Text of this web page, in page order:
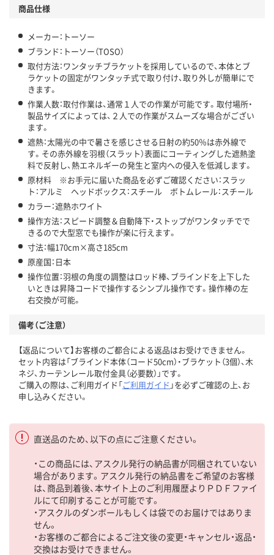
商品仕様
メーカー：トーソー
ブランド：トーソー（TOSO）
取付方法：ワンタッチブラケットを採用しているので、本体とブ
ラケットの固定がワンタッチ式で取り付け、取り外しが簡単にで
きます。
作業人数：取付作業は、通常１人での作業が可能です。取付場所・
製品サイズによっては、２人での作業がスムーズな場合がござい
ます。
遮熱：太陽光の中で暑さを感じさせる日射の約50％は赤外線で
す。その赤外線を羽根（スラット）表面にコーティングした遮熱塗
料で反射し、熱エネルギーの発生と室内への侵入を低減します。
原材料 ※お手元に届いた商品を必ずご確認ください：スラッ
ト：アルミ ヘッドボックス：スチール ボトムレール：スチール
カラー：遮熱ホワイト
操作方法：スピード調整＆自動降下・ストップがワンタッチでで
きるので大型窓でも操作が楽に行えます。
寸法：幅170cm×高さ185cm
原産国：日本
操作位置：羽根の角度の調整はロッド棒、ブラインドを上下した
いときは昇降コードで操作するシンプル操作です。操作棒の左
右交換が可能。
備考（ご注意）
【返品について】お客様のご都合による返品はお受けできません。
セット内容は「ブラインド本体（コード50cm）・ブラケット（3個）、木
ネジ、カーテンレール取付金具（必要数）」です。
ご購入の際は、ご利用ガイド「ご利用ガイド 」を必ずご確認の上、お
申し込みください。
直送品のため、以下の点にご注意ください。
・この商品には、アスクル発行の納品書が同梱されていない
場合があります。アスクル発行の納品書をご希望のお客様
は、商品到着後、本サイト上のご利用履歴よりＰＤＦファイ
ルにて印刷することが可能です。
・アスクルのダンボールもしくは袋でのお届けではありま
せん。
・お客様のご都合によるご注文後の変更・キャンセル・返品・
交換はお受けできません。